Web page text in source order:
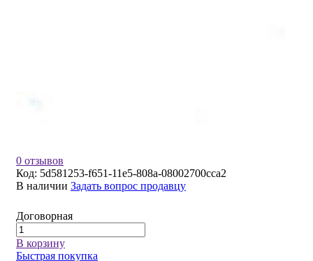
0 отзывов
Код: 5d581253-f651-11e5-808a-08002700cca2
В наличии Задать вопрос продавцу
Договорная
В корзину
Быстрая покупка